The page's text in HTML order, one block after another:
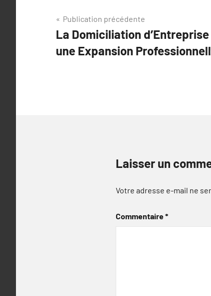
Navigation
de
l’article
Publication précédente
La Domiciliation
une Expansion
Laisser un
Votre adresse e-mail ne
Commentaire*